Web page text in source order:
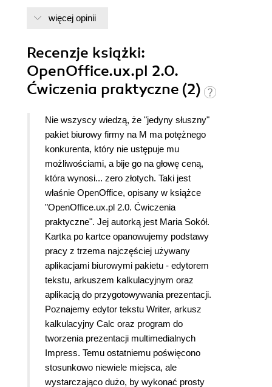
więcej opinii
Recenzje książki:
OpenOffice.ux.pl 2.0.
Ćwiczenia praktyczne (2)
Nie wszyscy wiedzą, że "jedyny słuszny"
pakiet biurowy firmy na M ma potężnego
konkurenta, który nie ustępuje mu
możliwościami, a bije go na głowę ceną,
która wynosi... zero złotych. Taki jest
właśnie OpenOffice, opisany w książce
"OpenOffice.ux.pl 2.0. Ćwiczenia
praktyczne". Jej autorką jest Maria Sokół.
Kartka po kartce opanowujemy podstawy
pracy z trzema najczęściej używany
aplikacjami biurowymi pakietu - edytorem
tekstu, arkuszem kalkulacyjnym oraz
aplikacją do przygotowywania prezentacji.
Poznajemy edytor tekstu Writer, arkusz
kalkulacyjny Calc oraz program do
tworzenia prezentacji multimedialnych
Impress. Temu ostatniemu poświęcono
stosunkowo niewiele miejsca, ale
wystarczająco dużo, by wykonać prosty